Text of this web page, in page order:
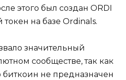
этого был создан ORDI
на базе Ordinals.
значительный
сообществе, так как
биткоин не предназначен